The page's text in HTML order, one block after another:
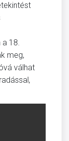
a 18.
meg,
válhat